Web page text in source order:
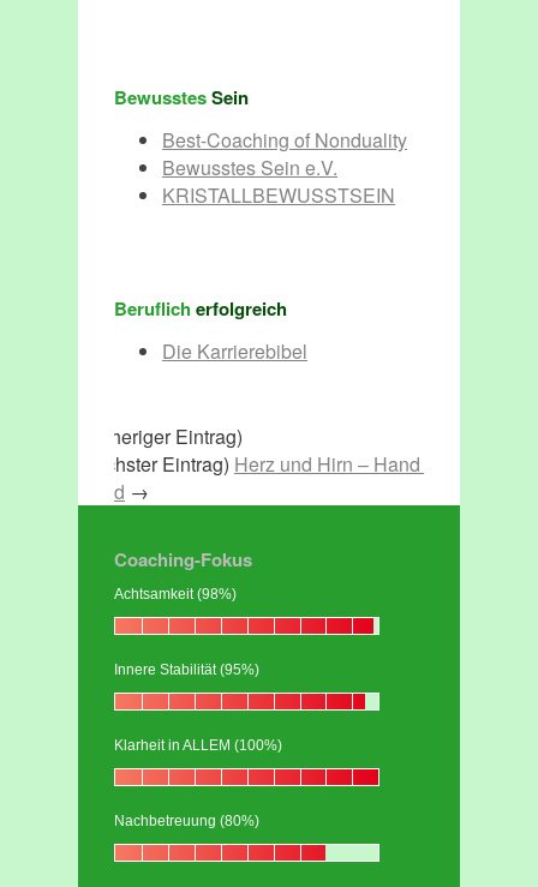
BewusstesSein
Best-Coaching of Nonduality
Bewusstes Sein e.V.
KRISTALLBEWUSSTSEIN
Beruflich erfolgreich
Die Karrierebibel
(vorheriger Eintrag)
(nächster Eintrag) Herz und Hirn – Hand in
Hand →
Coaching-Fokus
Achtsamkeit (98%)
Innere Stabilität (95%)
Klarheit in ALLEM (100%)
Nachbetreuung (80%)